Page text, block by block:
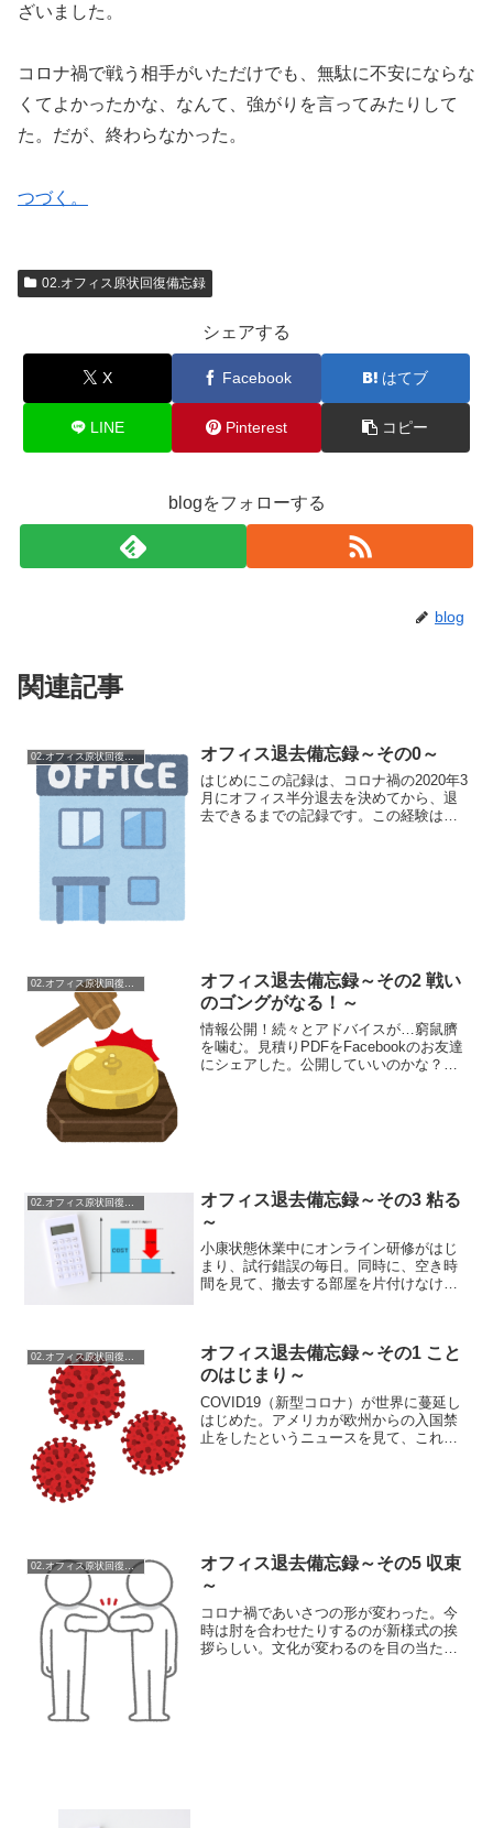
ざいました。
コロナ禍で戦う相手がいただけでも、無駄に不安にならな
くてよかったかな、なんて、強がりを言ってみたりして
た。だが、終わらなかった。
つづく。
02.オフィス原状回復備忘録
シェアする
X Facebook はてブ
LINE Pinterest コピー
blogをフォローする
blog
関連記事
02.オフィス原状回復備忘録 オフィス退去備忘録～その0～
はじめにこの記録は、コロナ禍の2020年3
月にオフィス半分退去を決めてから、退
去できるまでの記録です。この経験は、
オフィス退去備忘録～その2 戦い
のゴングがなる！～
情報公開！続々とアドバイスが…窮鼠臍
を噛む。見積りPDFをFacebookのお友達
にシェアした。公開していいのかな？と
オフィス退去備忘録～その3 粘る
～
小康状態休業中にオンライン研修がはじ
まり、試行錯誤の毎日。同時に、空き時
間を見て、撤去する部屋を片付けなけれ
業者さんが見積もりに...
オフィス退去備忘録～その1 こと
のはじまり～
COVID19（新型コロナ）が世界に蔓延し
はじめた。アメリカが欧州からの入国禁
止をしたというニュースを見て、これは
02.オフィス原状回復備忘録
オフィス退去備忘録～その5 収束
～
コロナ禍であいさつの形が変わった。今
時は肘を合わせたりするのが新様式の挨
拶らしい。文化が変わるのを目の当たり